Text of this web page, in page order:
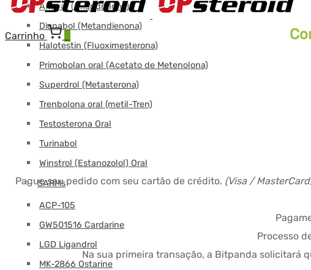
Anavar (Oxandrolona)
Dianabol (Metandienona)
Halotestin (Fluoximesterona)
Primobolan oral (Acetato de Metenolona)
Superdrol (Metasterona)
Trenbolona oral (metil-Tren)
Testosterona Oral
Turinabol
Winstrol (Estanozolol) Oral
SARMs
ACP-105
GW501516 Cardarine
LGD Ligandrol
MK-2866 Ostarine
Carrinho
Pague seu pedido com seu cartão de crédito. (Visa /
Processo
Na sua primeira transação, a Bitpanda solicitará